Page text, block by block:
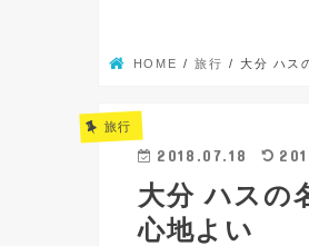
HOME 旅行 大分 ハス
旅行
2018.07.18
大分 ハスの
心地よい